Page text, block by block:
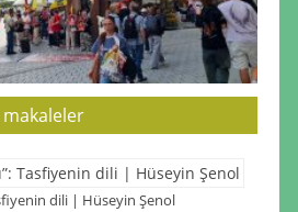
dili | Hüseyin Şenol